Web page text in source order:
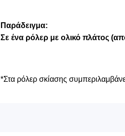
Παράδειγμα:
Σε ένα ρόλερ με ολικό πλάτος
*Στα ρόλερ σκίασης